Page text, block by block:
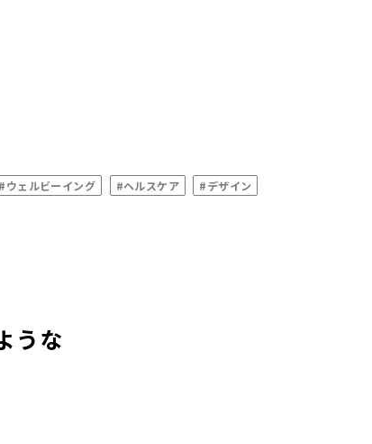
#ウェルビーイング #ヘルスケア
#デザイン
うな